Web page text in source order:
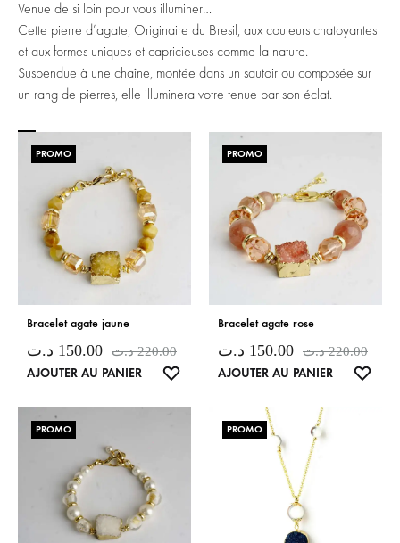
Venue de si loin pour vous illuminer…
Cette pierre d’agate, Originaire du Bresil, aux couleurs chatoyantes
et aux formes uniques et capricieuses comme la nature.
Suspendue à une chaîne, montée dans un sautoir ou composée sur
un rang de pierres, elle illuminera votre tenue par son éclat.
PROMO
Bracelet agate jaune
150.00 د.ت 220.00 د.ت
AJOUTER AU PANIER
PROMO
Bracelet agate rose
150.00 د.ت 220.00 د.ت
AJOUTER AU PANIER
PROMO PROMO